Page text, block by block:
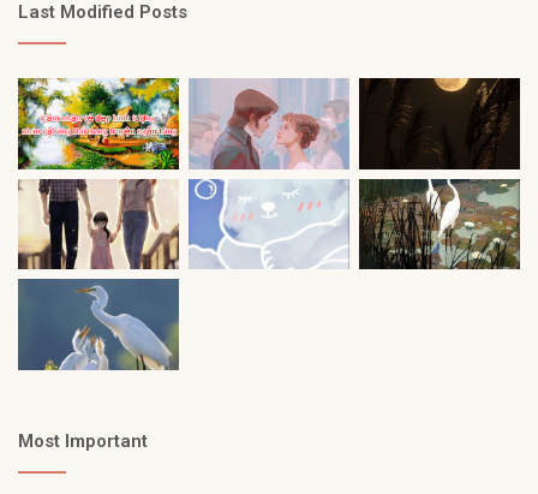
Last Modified Posts
Most Important